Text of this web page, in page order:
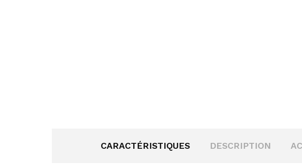
CARACTÉRISTIQUES DESCRIPTION